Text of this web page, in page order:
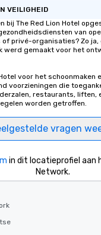
VEILIGHEID
bij The Red Lion Hotel
van
privé-organisaties? Zo ja,
werd gemaakt voor het
voor het schoonmaken
voorzieningen die
restaurants, liften,
worden getroffen.
vragen
in dit locatieprofiel aan
Network.